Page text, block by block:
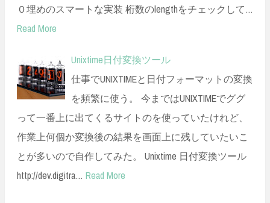
０埋めのスマートな実装 桁数のlengthをチェックして…
Read More
Unixtime日付変換ツール
仕事でUNIXTIMEと日付フォーマットの変換
を頻繁に使う。 今まではUNIXTIMEでググ
って一番上に出てくるサイトのを使っていたけれど、
作業上何個か変換後の結果を画面上に残していたいこ
とが多いので自作してみた。 Unixtime 日付変換ツール
http://dev.digitra… Read More